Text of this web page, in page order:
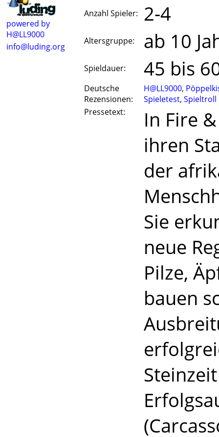
powered by
H@LL9000
info@luding.org
Anzahl Spieler: 2-4
Altersgruppe: ab 10
Spieldauer: 45 bis
Deutsche
Rezensionen:
H@LL9000,
Spieletest, Spieltroll
Pressetext:
In Fire
ihren
der
Sie
neue
Pilze,
bauen